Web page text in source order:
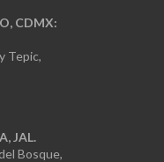
CDMX:
Tepic,
JAL.
Bosque,